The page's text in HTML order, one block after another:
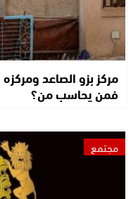
مركز بزو الصاعد
فمن يحاسب من؟
مجتمع